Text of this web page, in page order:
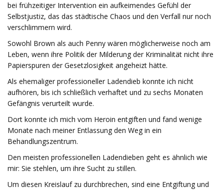
bei frühzeitiger Intervention ein aufkeimendes Gefühl der
Selbstjustiz, das das städtische Chaos und den Verfall nur noch
verschlimmern wird.
Sowohl Brown als auch Penny wären möglicherweise noch am
Leben, wenn ihre Politik der Milderung der Kriminalität nicht ihre
Papierspuren der Gesetzlosigkeit angeheizt hätte.
Als ehemaliger professioneller Ladendieb konnte ich nicht
aufhören, bis ich schließlich verhaftet und zu sechs Monaten
Gefängnis verurteilt wurde.
Dort konnte ich mich vom Heroin entgiften und fand wenige
Monate nach meiner Entlassung den Weg in ein
Behandlungszentrum.
Den meisten professionellen Ladendieben geht es ähnlich wie
mir: Sie stehlen, um ihre Sucht zu stillen.
Um diesen Kreislauf zu durchbrechen, sind eine Entgiftung und